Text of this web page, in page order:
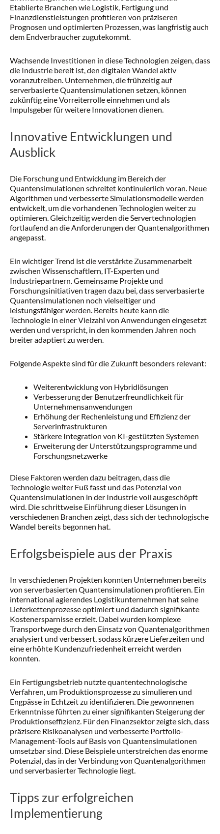
Etablierte Branchen wie Logistik, Fertigung und
Finanzdienstleistungen profitieren von präziseren
Prognosen und optimierten Prozessen, was langfristig auch
dem Endverbraucher zugutekommt.
Wachsende Investitionen in diese Technologien zeigen, dass
die Industrie bereit ist, den digitalen Wandel aktiv
voranzutreiben. Unternehmen, die frühzeitig auf
serverbasierte Quantensimulationen setzen, können
zukünftig eine Vorreiterrolle einnehmen und als
Impulsgeber für weitere Innovationen dienen.
Innovative Entwicklungen und
Ausblick
Die Forschung und Entwicklung im Bereich der
Quantensimulationen schreitet kontinuierlich voran. Neue
Algorithmen und verbesserte Simulationsmodelle werden
entwickelt, um die vorhandenen Technologien weiter zu
optimieren. Gleichzeitig werden die Servertechnologien
fortlaufend an die Anforderungen der Quantenalgorithmen
angepasst.
Ein wichtiger Trend ist die verstärkte Zusammenarbeit
zwischen Wissenschaftlern, IT-Experten und
Industriepartnern. Gemeinsame Projekte und
Forschungsinitiativen tragen dazu bei, dass serverbasierte
Quantensimulationen noch vielseitiger und
leistungsfähiger werden. Bereits heute kann die
Technologie in einer Vielzahl von Anwendungen eingesetzt
werden und verspricht, in den kommenden Jahren noch
breiter adaptiert zu werden.
Folgende Aspekte sind für die Zukunft besonders relevant:
Weiterentwicklung von Hybridlösungen
Verbesserung der Benutzerfreundlichkeit für
Unternehmensanwendungen
Erhöhung der Rechenleistung und Effizienz der
Serverinfrastrukturen
Stärkere Integration von KI-gestützten Systemen
Erweiterung der Unterstützungsprogramme und
Forschungsnetzwerke
Diese Faktoren werden dazu beitragen, dass die
Technologie weiter Fuß fasst und das Potenzial von
Quantensimulationen in der Industrie voll ausgeschöpft
wird. Die schrittweise Einführung dieser Lösungen in
verschiedenen Branchen zeigt, dass sich der technologische
Wandel bereits begonnen hat.
Erfolgsbeispiele aus der Praxis
In verschiedenen Projekten konnten Unternehmen bereits
von serverbasierten Quantensimulationen profitieren. Ein
international agierendes Logistikunternehmen hat seine
Lieferkettenprozesse optimiert und dadurch signifikante
Kostenersparnisse erzielt. Dabei wurden komplexe
Transportwege durch den Einsatz von Quantenalgorithmen
analysiert und verbessert, sodass kürzere Lieferzeiten und
eine erhöhte Kundenzufriedenheit erreicht werden
konnten.
Ein Fertigungsbetrieb nutzte quantentechnologische
Verfahren, um Produktionsprozesse zu simulieren und
Engpässe in Echtzeit zu identifizieren. Die gewonnenen
Erkenntnisse führten zu einer signifikanten Steigerung der
Produktionseffizienz. Für den Finanzsektor zeigte sich, dass
präzisere Risikoanalysen und verbesserte Portfolio-
Management-Tools auf Basis von Quantensimulationen
umsetzbar sind. Diese Beispiele unterstreichen das enorme
Potenzial, das in der Verbindung von Quantenalgorithmen
und serverbasierter Technologie liegt.
Tipps zur erfolgreichen
Implementierung